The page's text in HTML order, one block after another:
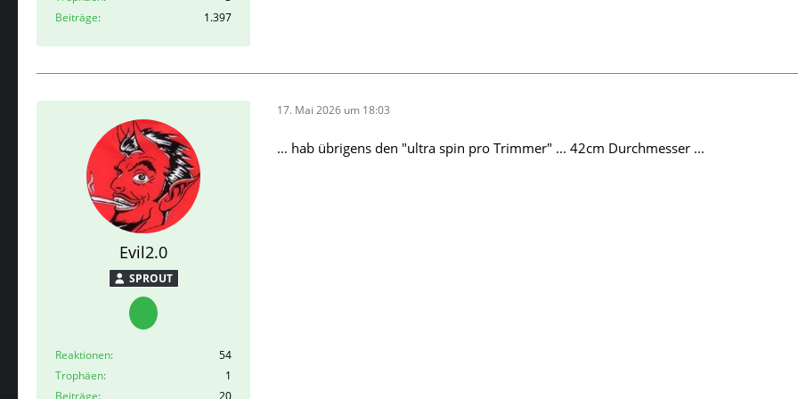
Beiträge
1.397
Evil2.0
SPROUT
Reaktionen
54
Trophäen
1
17. Mai 2026 um 18:03
... hab übrigens den "ultra spin pro Trimmer" ... 42cm Durchmesser ...